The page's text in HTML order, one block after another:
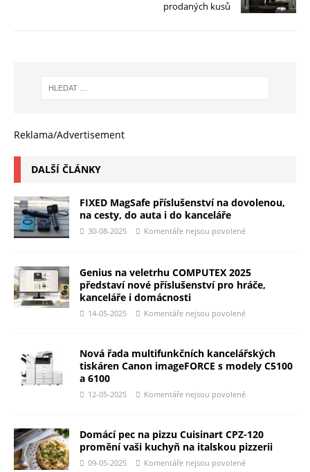
prodaných kusů
Reklama/Advertisement
DALŠÍ ČLÁNKY
FIXED MagSafe příslušenství na dovolenou,
na cesty, do auta i do kanceláře
30-08-2025 Komentáře nejsou povolené
Genius na veletrhu COMPUTEX 2025
představí nové příslušenství pro hráče,
kanceláře i domácnosti
14-05-2025 Komentáře nejsou povolené
Nová řada multifunkčních kancelářských
tiskáren Canon imageFORCE s modely C5100
a 6100
12-05-2025 Komentáře nejsou povolené
Domácí pec na pizzu Cuisinart CPZ-120
promění vaši kuchyň na italskou pizzerii
09-05-2025 Komentáře nejsou povolené